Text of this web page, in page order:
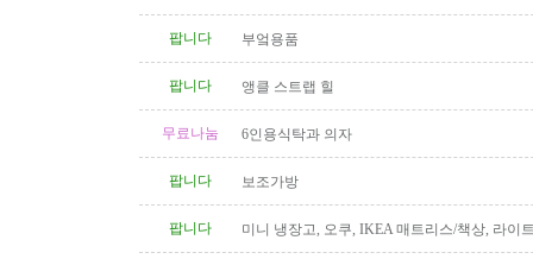
팝니다 부엌용품
팝니다 앵클 스트랩 힐
무료나눔 6인용식탁과 의자
팝니다 보조가방
팝니다 미니 냉장고, 오쿠, IKEA 매트리스/책상, 라이